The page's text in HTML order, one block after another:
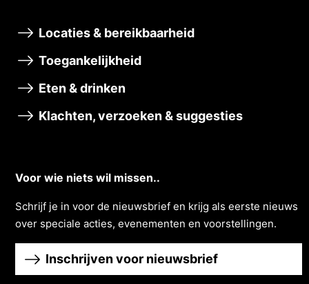
Locaties & bereikbaarheid
Toegankelijkheid
Eten & drinken
Klachten, verzoeken & suggesties
Voor wie niets wil missen..
Schrĳf je in voor de nieuwsbrief en krĳg als eerste nieuws
over speciale acties, evenementen en voorstellingen.
Inschrijven voor nieuwsbrief